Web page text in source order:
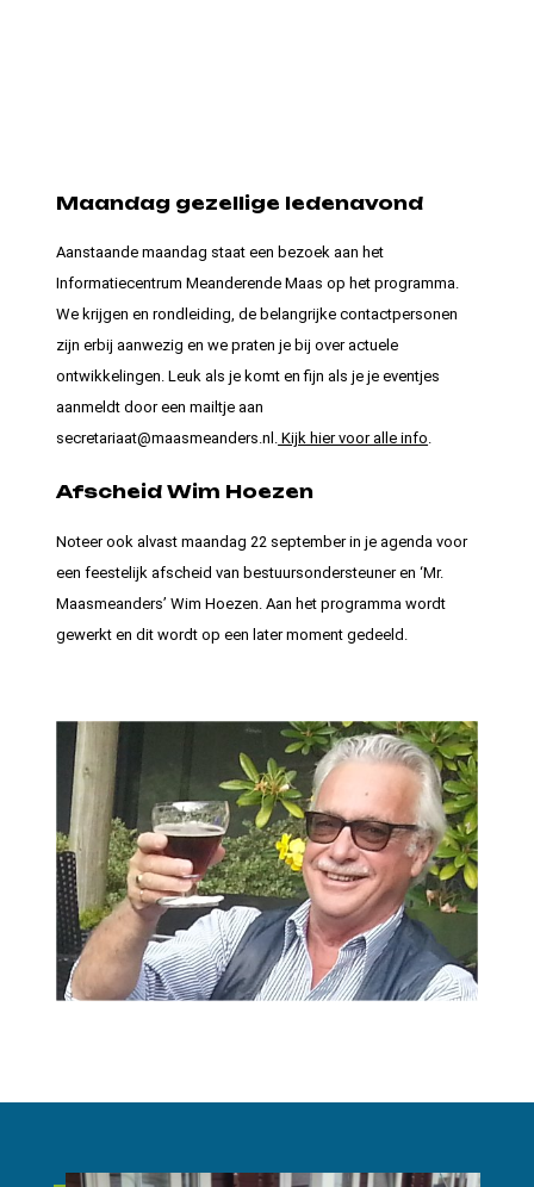
Maandag gezellige ledenavond
Aanstaande maandag staat een bezoek aan het
Informatiecentrum Meanderende Maas op het programma.
We krijgen en rondleiding, de belangrijke contactpersonen
zijn erbij aanwezig en we praten je bij over actuele
ontwikkelingen. Leuk als je komt en fijn als je je eventjes
aanmeldt door een mailtje aan
secretariaat@maasmeanders.nl.
Kijk hier voor alle info
Afscheid Wim Hoezen
Noteer ook alvast maandag 22 september in je agenda voor
een feestelijk afscheid van bestuursondersteuner en ‘Mr.
Maasmeanders’ Wim Hoezen. Aan het programma wordt
gewerkt en dit wordt op een later moment gedeeld.